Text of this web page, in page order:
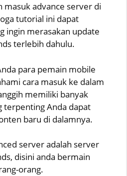
masuk advance server di
tutorial ini dapat
ingin merasakan update
terlebih dahulu.
para pemain mobile
cara masuk ke dalam
memiliki banyak
terpenting Anda dapat
baru di dalamnya.
server adalah server
disini anda bermain
orang.